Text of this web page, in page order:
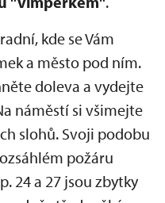
kde se Vám
a město pod ním.
doleva a vydejte
náměstí si všimejte
slohů. Svoji podobu
požáru
24 a 27 jsou zbytky